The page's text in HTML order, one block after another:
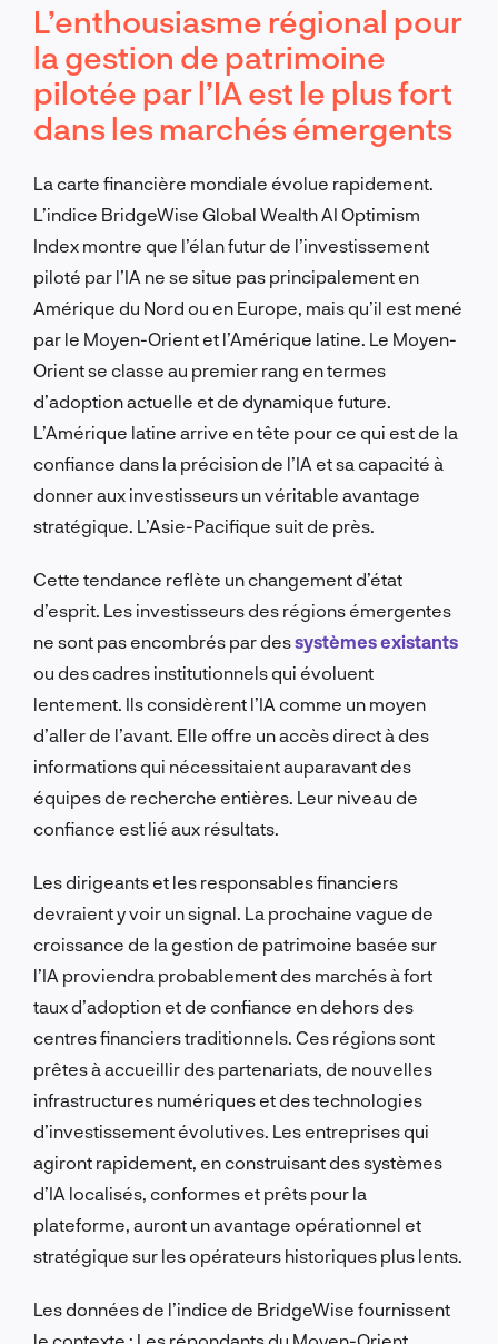
L’enthousiasme régional pour
la gestion de patrimoine
pilotée par l’IA est le plus fort
dans les marchés émergents
La carte financière mondiale évolue rapidement.
L’indice BridgeWise Global Wealth AI Optimism
Index montre que l’élan futur de l’investissement
piloté par l’IA ne se situe pas principalement en
Amérique du Nord ou en Europe, mais qu’il est mené
par le Moyen-Orient et l’Amérique latine. Le Moyen-
Orient se classe au premier rang en termes
d’adoption actuelle et de dynamique future.
L’Amérique latine arrive en tête pour ce qui est de la
confiance dans la précision de l’IA et sa capacité à
donner aux investisseurs un véritable avantage
stratégique. L’Asie-Pacifique suit de près.
Cette tendance reflète un changement d’état
d’esprit. Les investisseurs des régions émergentes
ne sont pas encombrés par dessystèmes existants
ou des cadres institutionnels qui évoluent
lentement. Ils considèrent l’IA comme un moyen
d’aller de l’avant. Elle offre un accès direct à des
informations qui nécessitaient auparavant des
équipes de recherche entières. Leur niveau de
confiance est lié aux résultats.
Les dirigeants et les responsables financiers
devraient y voir un signal. La prochaine vague de
croissance de la gestion de patrimoine basée sur
l’IA proviendra probablement des marchés à fort
taux d’adoption et de confiance en dehors des
centres financiers traditionnels. Ces régions sont
prêtes à accueillir des partenariats, de nouvelles
infrastructures numériques et des technologies
d’investissement évolutives. Les entreprises qui
agiront rapidement, en construisant des systèmes
d’IA localisés, conformes et prêts pour la
plateforme, auront un avantage opérationnel et
stratégique sur les opérateurs historiques plus lents.
Les données de l’indice de BridgeWise fournissent
le contexte : Les répondants du Moyen-Orient